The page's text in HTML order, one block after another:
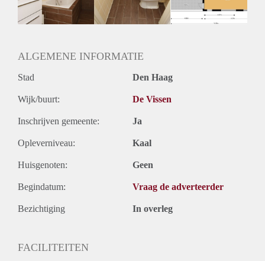
ALGEMENE INFORMATIE
Stad Den Haag
Wijk/buurt: De Vissen
Inschrijven gemeente: Ja
Opleverniveau: Kaal
Huisgenoten: Geen
Begindatum: Vraag de adverteerder
Bezichtiging In overleg
FACILITEITEN